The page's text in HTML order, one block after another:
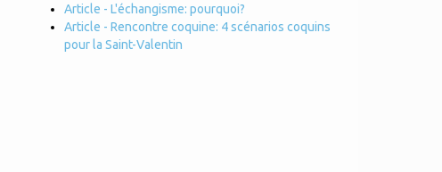
Article - L'échangisme: pourquoi?
Article - Rencontre coquine: 4 scénarios coquins
pour la Saint-Valentin